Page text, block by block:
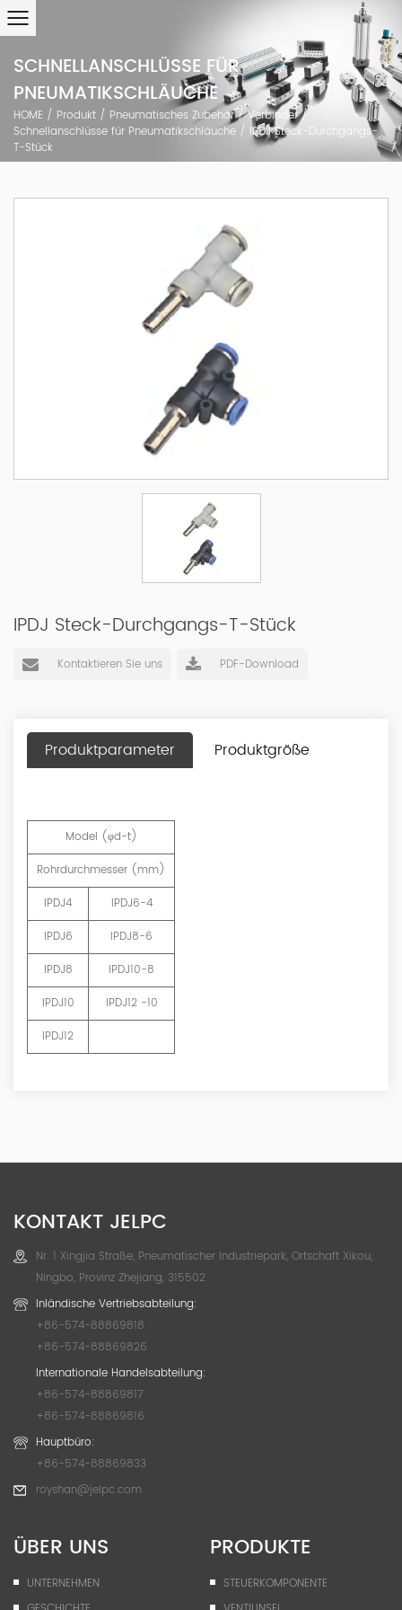
SCHNELLANSCHLÜSSE FÜR
PNEUMATIKSCHLÄUCHE
HOME / Produkt / Pneumatisches Zubehör/Verbinder/
Schnellanschlüsse für Pneumatikschläuche / IPDJ Steck-Durchgangs-
T-Stück
IPDJ Steck-Durchgangs-T-Stück
Kontaktieren Sie uns PDF-Download
Produktparameter Produktgröße
Model (φd-t)
Rohrdurchmesser (mm)
IPDJ4
IPDJ6-4
IPDJ6
IPDJ8-6
IPDJ8
IPDJ10-8
IPDJ10
IPDJ12 -10
IPDJ12
KONTAKT JELPC
Nr. 1 Xingjia Straße, Pneumatischer Industriepark, Ortschaft Xikou,
Ningbo, Provinz Zhejiang, 315502
Inländische Vertriebsabteilung:
+86-574-88869818
+86-574-88869826
Internationale Handelsabteilung:
+86-574-88869817
+86-574-88869816
Hauptbüro:
+86-574-88869833
royshan@jelpc.com
ÜBER UNS
UNTERNEHMEN
PRODUKTE
STEUERKOMPONENTE